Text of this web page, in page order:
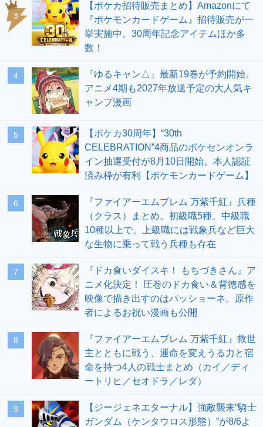
3
【ポケカ招待販売まとめ】Amazonにて
『ポケモンカードゲーム』招待販売が一
挙実施中。30周年記念アイテムほか多
数！
4
『ゆるキャン△』最新19巻が予約開始。
アニメ4期も2027年放送予定の大人気キ
ャンプ漫画
5
【ポケカ30周年】“30th
CELEBRATION”4商品のポケセンオンラ
イン抽選受付が8月10日開始。本人認証
済み枠が有利【ポケモンカードゲーム】
6
『ファイアーエムブレム 万紫千紅』兵種
（クラス）まとめ。初級職5種、中級職
10種以上で、上級職には戦象兵など巨大
な生物に乗って戦う兵種も存在
7
『ドカ食いダイスキ！ もちづきさん』ア
ニメ化決定！ 圧巻のドカ食い＆背徳感を
映像で描き出すのはパッショーネ。原作
者によるお祝い漫画も公開
8
『ファイアーエムブレム 万紫千紅』救世
主とともに戦う、運命を変えうる力と宿
命を持つ4人の戦士まとめ（カイ／ディ
ートリヒ／セオドラ／レダ）
9
【ジージェネエターナル】強敵襲来“騎士
ガンダム（ケンタウロス形態）”が8/6よ